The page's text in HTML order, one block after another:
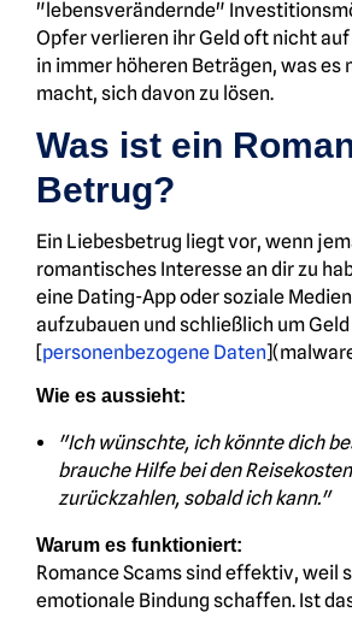
"lebensverändernde"
Opfer verlieren ihr Geld oft nicht
in immer höheren Beträgen, was es
macht, sich davon zu lösen.
Was ist ein
Betrug?
Ein Liebesbetrug liegt vor, wenn
romantisches Interesse an dir zu
eine Dating-App oder soziale
aufzubauen und schließlich um
[personenbezogene Daten
Wie es aussieht:
"Ich wünschte, ich könnte dich
brauche Hilfe bei den
zurückzahlen, sobald ich kann."
Warum es funktioniert:
Romance Scams sind effektiv, weil
emotionale Bindung schaffen. Ist